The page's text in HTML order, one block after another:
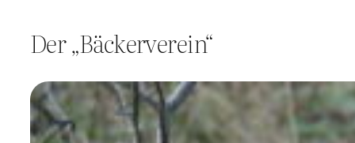
Der „Bäckerverein“